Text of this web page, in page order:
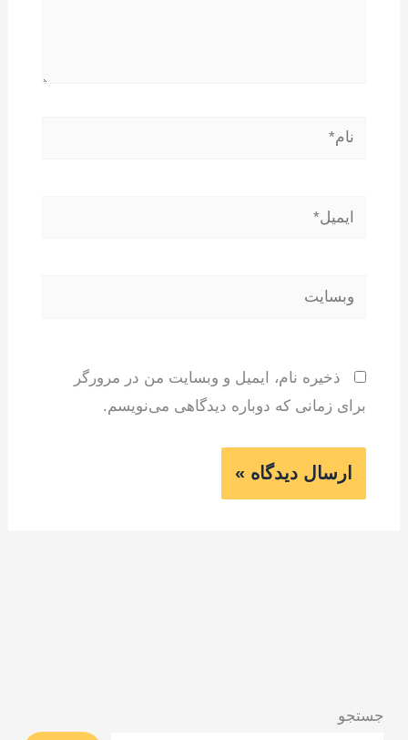
نام*
ایمیل*
وبسایت
ذخیره نام، ایمیل و وبسایت من در مرورگر
برای زمانی که دوباره دیدگاهی می‌نویسم.
جستجو